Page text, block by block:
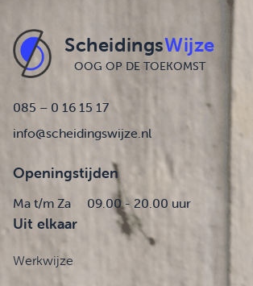
ScheidingsWijze
OOG OP DE TOEKOMST
085 – 0 16 15 17
info@scheidingswijze.nl
Openingstijden
Ma t/m Za 09.00 - 20.00 uur
Uit elkaar
Werkwijze